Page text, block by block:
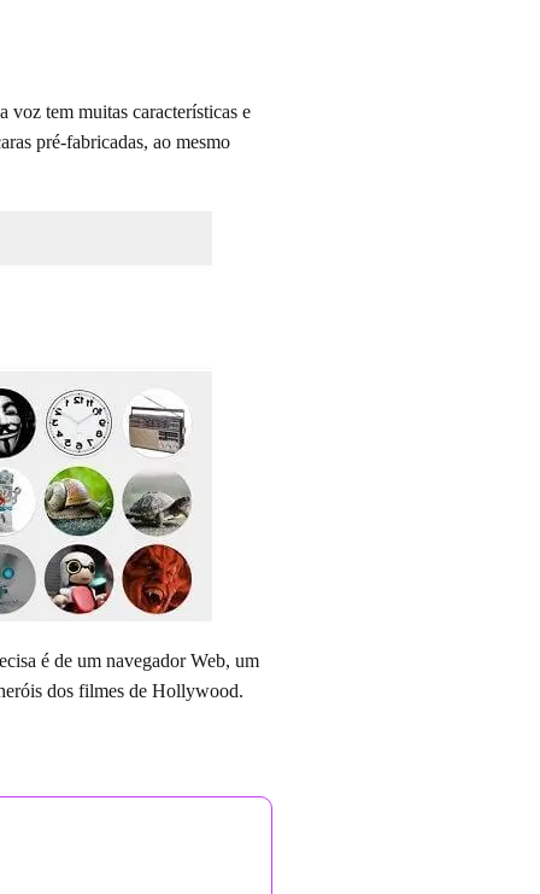
voz tem muitas características e
pré-fabricadas, ao mesmo
é de um navegador Web, um
dos filmes de Hollywood.